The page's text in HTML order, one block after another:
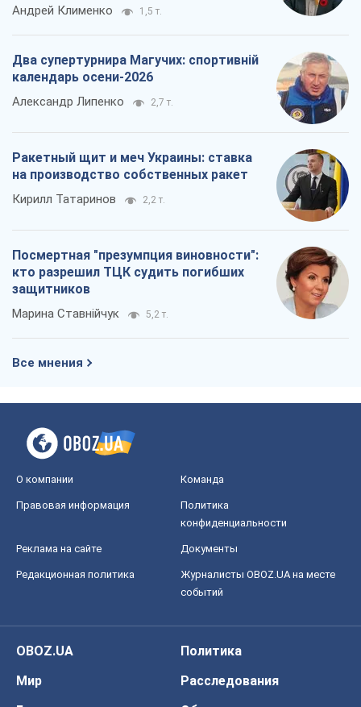
Андрей Клименко 1,5 т.
Два супертурнира Магучих: спортивній
календарь осени-2026
Александр Липенко 2,7 т.
Ракетный щит и меч Украины: ставка
на производство собственных ракет
Кирилл Татаринов 2,2 т.
Посмертная "презумпция виновности":
кто разрешил ТЦК судить погибших
защитников
Марина Ставнійчук 5,2 т.
Все мнения
О компании Команда
Правовая информация
Политика
конфиденциальности
Реклама на сайте Документы
Редакционная политика
Журналисты OBOZ.UA на месте
событий
OBOZ.UA
Политика
Мир
Расследования